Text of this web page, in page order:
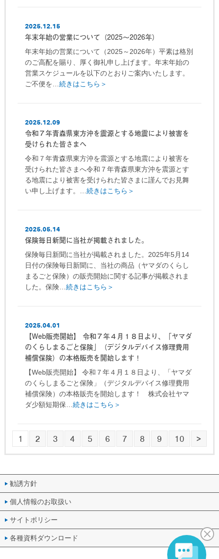
2025.12.15
年末年始の営業について（2025～2026年）
年末年始の営業について（2025～2026年）平素は格別
のご高配を賜り、厚く御礼申し上げます。年末年始の
営業スケジュールを以下のとおりご案内いたします。
ご不便を…続きはこちら＞
2025.12.09
令和７年青森県東方沖を震源とする地震により被害を
受けられた皆さまへ
令和７年青森県東方沖を震源とする地震により被害を
受けられた皆さまへ令和７年青森県東方沖を震源とす
る地震により被害を受けられた皆さまに謹んでお見舞
い申し上げます。…続きはこちら＞
2025.05.14
保険毎日新聞に当社が掲載されました。
保険毎日新聞に当社が掲載されました。2025年5月14
日付の保険毎日新聞に、当社の商品（ヤマダのくらし
まるごと保険）の販売開始に関する記事が掲載されま
した。保険…続きはこちら＞
2025.04.01
【Web販売開始】 令和７年４月１８日より、「ヤマダ
のくらしまるごと保険」（デジタルデバイス修理費用
補償保険）の本格販売を開始します！
【Web販売開始】 令和７年４月１８日より、「ヤマダ
のくらしまるごと保険」（デジタルデバイス修理費用
補償保険）の本格販売を開始します！ 株式会社ヤマ
ダ少額短期保…続きはこちら＞
1 2 3 4 5 6 7 8 9 10 >
勧誘方針
個人情報のお取扱い
サイトポリシー
各種資料ダウンロード